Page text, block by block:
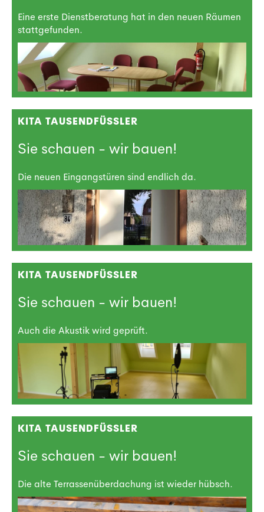
Eine erste Dienstberatung hat in den neuen Räumen
stattgefunden.
KITA TAUSENDFÜSSLER
Sie schauen - wir bauen!
Die neuen Eingangstüren sind endlich da.
KITA TAUSENDFÜSSLER
Sie schauen - wir bauen!
Auch die Akustik wird geprüft.
KITA TAUSENDFÜSSLER
Sie schauen - wir bauen!
Die alte Terrassenüberdachung ist wieder hübsch.